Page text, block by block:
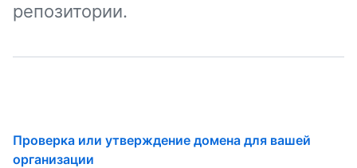
репозитории.
Проверка или утверждение домена для вашей
организации